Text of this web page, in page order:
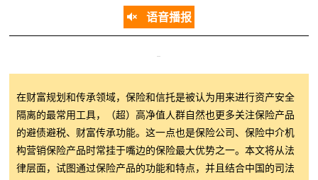
语音播报
在财富规划和传承领域，保险和信托是被认为用来进行资产安全
隔离的最常用工具，（超）高净值人群自然也更多关注保险产品
的避债避税、财富传承功能。这一点也是保险公司、保险中介机
构营销保险产品时常挂于嘴边的保险最大优势之一。本文将从法
律层面，试图通过保险产品的功能和特点，并且结合中国的司法